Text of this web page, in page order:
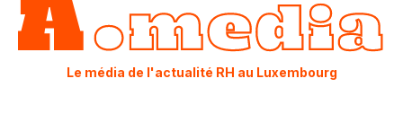
Le média de l'actualité RH au Luxembourg